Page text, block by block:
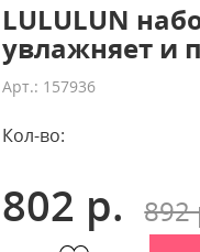
LULULUN
увлажняет и
Арт.: 157936
Кол-во:
802 р. 892